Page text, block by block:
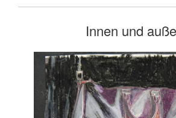
Innen und